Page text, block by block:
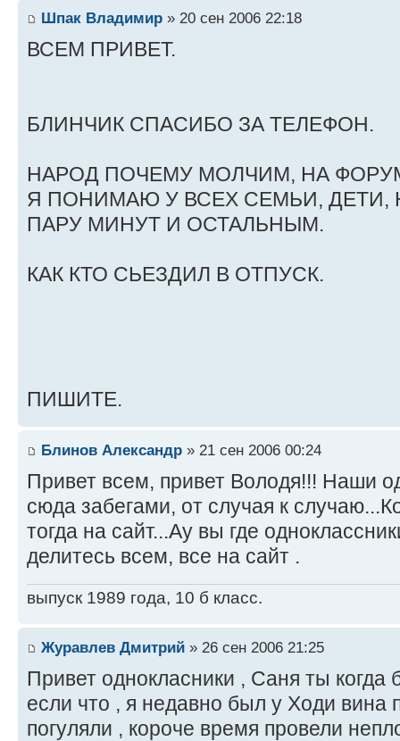
Шпак Владимир » 20 сен 2006 22:18
ВСЕМ ПРИВЕТ.
БЛИНЧИК СПАСИБО ЗА ТЕЛЕФОН.
НАРОД ПОЧЕМУ МОЛЧИМ, НА
Я ПОНИМАЮ У ВСЕХ СЕМЬИ,
ПАРУ МИНУТ И ОСТАЛЬНЫМ.
КАК КТО СЬЕЗДИЛ В ОТПУСК.
ПИШИТЕ.
Блинов Александр » 21 сен 2006 00:24
Привет всем, привет Володя!!! Наши
сюда забегами, от случая к
тогда на сайт...Ау вы где
делитесь всем, все на сайт .
выпуск 1989 года, 10 б класс.
Журавлев Дмитрий » 26 сен 2006 21:25
Привет однокласники , Саня ты
если что , я недавно был у Ходи вина
погуляли , короче время провели